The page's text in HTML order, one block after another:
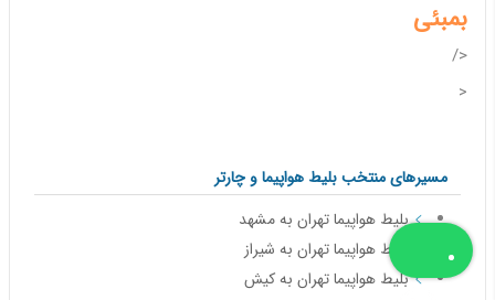
بمبئی
</
<
مسیرهای منتخب بلیط هواپیما و چارتر
بلیط هواپیما تهران به مشهد
بلیط هواپیما تهران به شیراز
بلیط هواپیما تهران به کیش